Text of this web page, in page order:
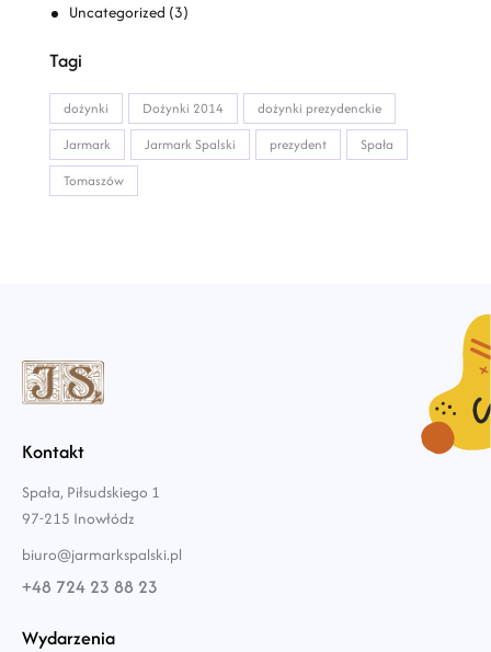
Uncategorized (3)
Tagi
dożynki Dożynki 2014
dożynki prezydenckie
Jarmark
Jarmark Spalski prezydent
Spała
Tomaszów
Kontakt
Spała, Piłsudskiego 1
97-215 Inowłódz
biuro@jarmarkspalski.pl
+48 724 23 88 23
Wydarzenia